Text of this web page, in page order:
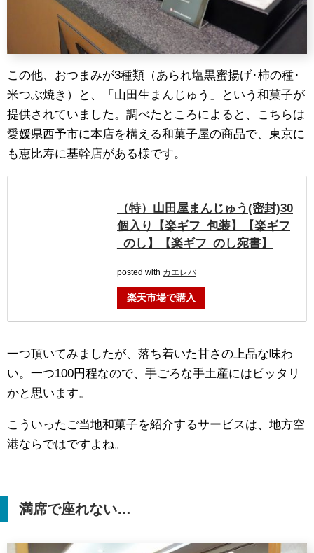
この他、おつまみが3種類（あられ塩黒蜜揚げ･柿の種･
米つぶ焼き）と、「山田生まんじゅう」という和菓子が
提供されていました。調べたところによると、こちらは
愛媛県西予市に本店を構える和菓子屋の商品で、東京に
も恵比寿に基幹店がある様です。
（特）山田屋まんじゅう(密封)30
個入り【楽ギフ_包装】【楽ギフ
_のし】【楽ギフ_のし宛書】
posted with カエレバ
楽天市場で購入
一つ頂いてみましたが、落ち着いた甘さの上品な味わ
い。一つ100円程なので、手ごろな手土産にはピッタリ
かと思います。
こういったご当地和菓子を紹介するサービスは、地方空
港ならではですよね。
満席で座れない…